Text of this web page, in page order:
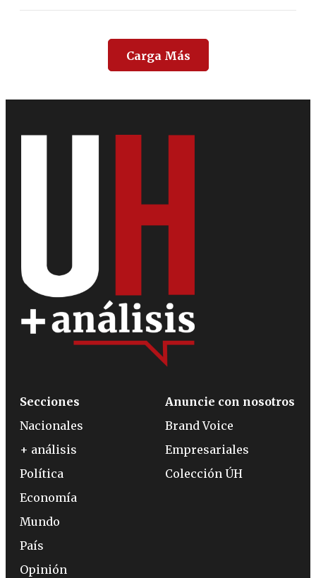
Carga Más
Secciones
Nacionales
+ análisis
Política
Economía
Mundo
País
Opinión
Anuncie con nosotros
Brand Voice
Empresariales
Colección ÚH